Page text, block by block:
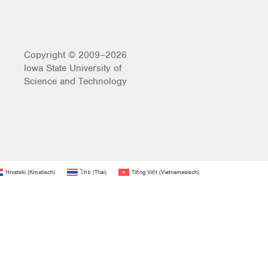
Copyright © 2009–2026
Iowa State University of
Science and Technology
Hrvatski (Kroatisch) ไทย (Thai) Tiếng Việt (Vietnamesisch)